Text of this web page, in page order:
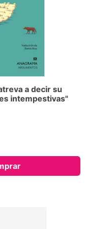
a decir su
intempestivas"